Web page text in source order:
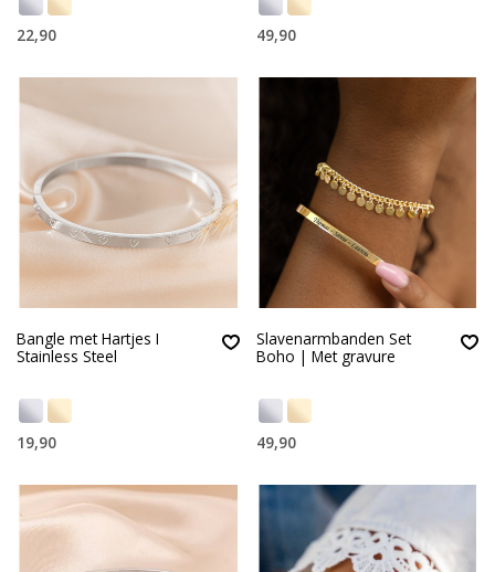
22,90 49,90
Bangle met Hartjes I
Stainless Steel
19,90
Slavenarmbanden Set
Boho | Met gravure
49,90